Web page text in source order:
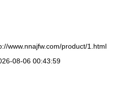
www.nnajfw.com/product/1.html
08-06 00:43:59